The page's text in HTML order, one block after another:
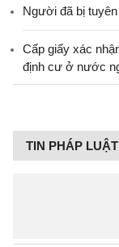
Người đã bị
Cấp giấy xác
định cư ở nước
TIN PHÁP